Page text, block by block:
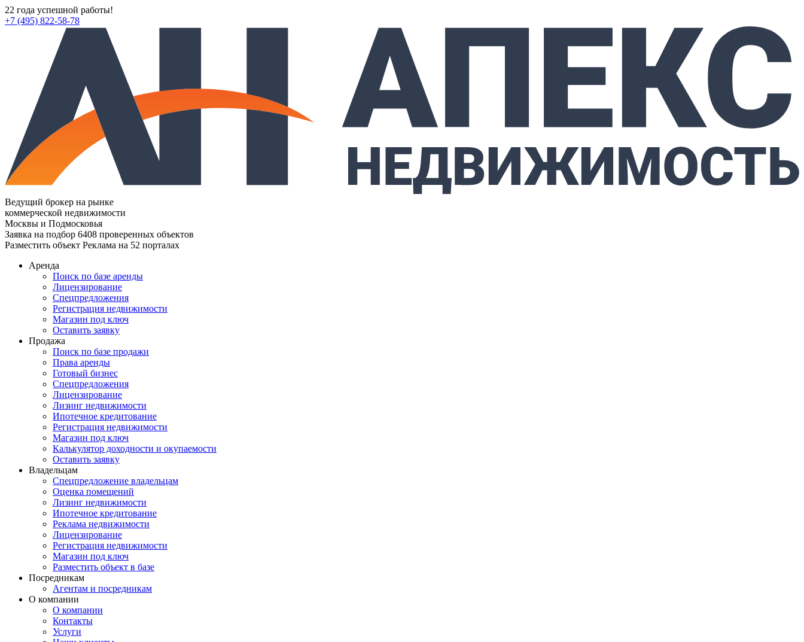
22 года успешной работы!
+7 (495) 822-58-78
Ведущий брокер на рынке
коммерческой недвижимости
Москвы и Подмосковья
Заявка на подбор 6408 проверенных объектов
Разместить объект Реклама на 52 порталах
Аренда
Поиск по базе аренды
Лицензирование
Спецпредложения
Регистрация недвижимости
Магазин под ключ
Оставить заявку
Продажа
Поиск по базе продажи
Права аренды
Готовый бизнес
Спецпредложения
Лицензирование
Лизинг недвижимости
Ипотечное кредитование
Регистрация недвижимости
Магазин под ключ
Калькулятор доходности и окупаемости
Оставить заявку
Владельцам
Спецпредложение владельцам
Оценка помещений
Лизинг недвижимости
Ипотечное кредитование
Реклама недвижимости
Лицензирование
Регистрация недвижимости
Магазин под ключ
Разместить объект в базе
Посредникам
Агентам и посредникам
О компании
О компании
Контакты
Услуги